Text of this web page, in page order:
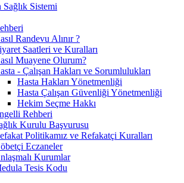
Sistemi
Randevu Alınır ?
Saatleri ve Kuralları
Muayene Olurum?
- Çalışan Hakları ve Sorumlulukları
Hasta Hakları Yönetmenliği
Hasta Çalışan Güvenliği Yönetmenliği
Hekim Seçme Hakkı
Rehberi
Kurulu Başvurusu
Politikamız ve Refakatçi Kuralları
Eczaneler
Kurumlar
Tesis Kodu